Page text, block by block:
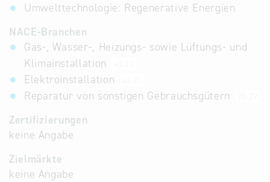
Umwelttechnologie: Regenerative Energien
NACE-Branchen
Gas-, Wasser-, Heizungs- sowie Lüftungs- und
Klimainstallation
Elektroinstallation
Reparatur von sonstigen Gebrauchsgütern
Zertifizierungen
keine Angabe
Zielmärkte
keine Angabe